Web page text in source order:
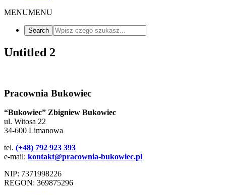
MENUMENU
Untitled 2
Pracownia Bukowiec
“Bukowiec” Zbigniew Bukowiec
ul. Witosa 22
34-600 Limanowa
tel. (+48) 792 923 393
e-mail: kontakt@pracownia-bukowiec.pl
NIP: 7371998226
REGON: 369875296